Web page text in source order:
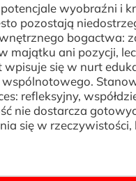
wyobraźni i
pozostają
bogactwa:
majątku ani pozycji,
się w nurt
refleksyjny,
nie dostarcza
się w